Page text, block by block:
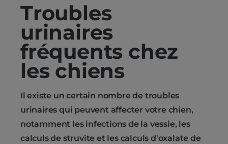
Troubles
urinaires
fréquents chez
les chiens
Il existe un certain nombre de troubles
urinaires qui peuvent affecter votre chien,
notamment les infections de la vessie, les
calculs de struvite et les calculs d'oxalate de